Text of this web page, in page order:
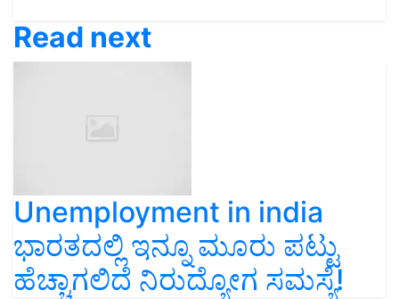
Read next
Unemployment in india
ಭಾರತದಲ್ಲಿ ಇನ್ನೂ ಮೂರು ಪಟ್ಟು
ಹೆಚ್ಚಾಗಲಿದೆ ನಿರುದ್ಯೋಗ ಸಮಸ್ಯೆ!